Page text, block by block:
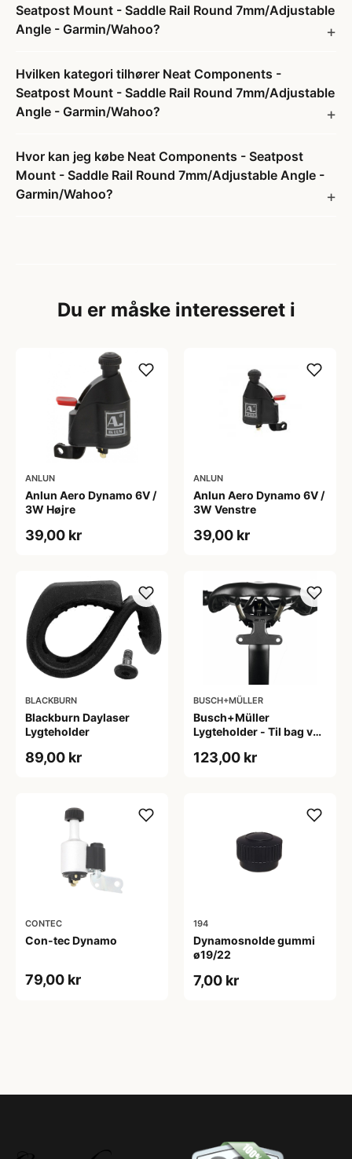
Seatpost Mount - Saddle Rail Round 7mm/Adjustable
Angle - Garmin/Wahoo?
Hvilken kategori tilhører Neat Components -
Seatpost Mount - Saddle Rail Round 7mm/Adjustable
Angle - Garmin/Wahoo?
Hvor kan jeg købe Neat Components - Seatpost
Mount - Saddle Rail Round 7mm/Adjustable Angle -
Garmin/Wahoo?
Du er måske interesseret i
ANLUN
Anlun Aero Dynamo 6V /
3W Højre
39,00 kr
ANLUN
Anlun Aero Dynamo 6V /
3W Venstre
39,00 kr
BLACKBURN
Blackburn Daylaser
Lygteholder
89,00 kr
BUSCH+MÜLLER
Busch+Müller
Lygteholder - Til bag ved
123,00 kr
CONTEC
Con-tec Dynamo
79,00 kr
194
Dynamosnolde gummi
ø19/22
7,00 kr